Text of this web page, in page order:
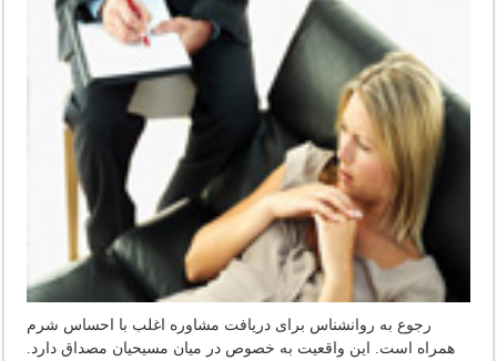
رجوع به روانشناس برای دریافت مشاوره اغلب با احساس شرم
همراه است. این واقعیت به خصوص در میان مسیحیان مصداق دارد.